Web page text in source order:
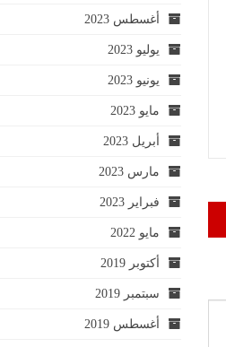
أغسطس 2023
يوليو 2023
يونيو 2023
مايو 2023
أبريل 2023
مارس 2023
فبراير 2023
مايو 2022
أكتوبر 2019
سبتمبر 2019
أغسطس 2019